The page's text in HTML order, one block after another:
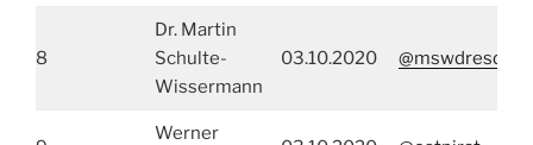
8
Dr. Martin
Schulte-
Wissermann
03.10.2020 @mswdresden
Werner